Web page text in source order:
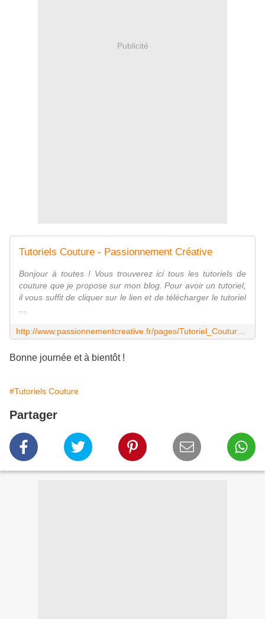
Publicité
Tutoriels Couture - Passionnement Créative
Bonjour à toutes ! Vous trouverez ici tous les tutoriels de
couture que je propose sur mon blog. Pour avoir un tutoriel,
il vous suffit de cliquer sur le lien et de télécharger le tutoriel
Bonne journée et à bientôt !
#Tutoriels Couture
Partager